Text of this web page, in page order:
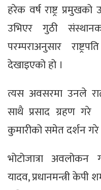
हरेक वर्ष राष्ट्र प्रमुखको
उभिएर गुठी
परम्पराअनुसार
देखाइएको हो ।
त्यस अवसरमा उनले
साथै प्रसाद ग्रहण गरे
कुमारीको समेत दर्शन गरे
भोटोजात्रा अवलोकन
यादव, प्रधानमन्त्री